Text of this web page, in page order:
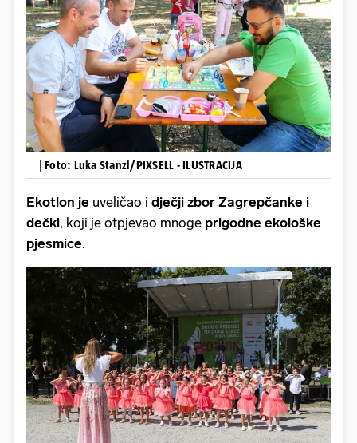
Foto: Luka Stanzl/PIXSELL - ILUSTRACIJA
Ekotlon je uveličao i dječji zbor Zagrepčanke i
dečki, koji je otpjevao mnoge prigodne ekološke
pjesmice.